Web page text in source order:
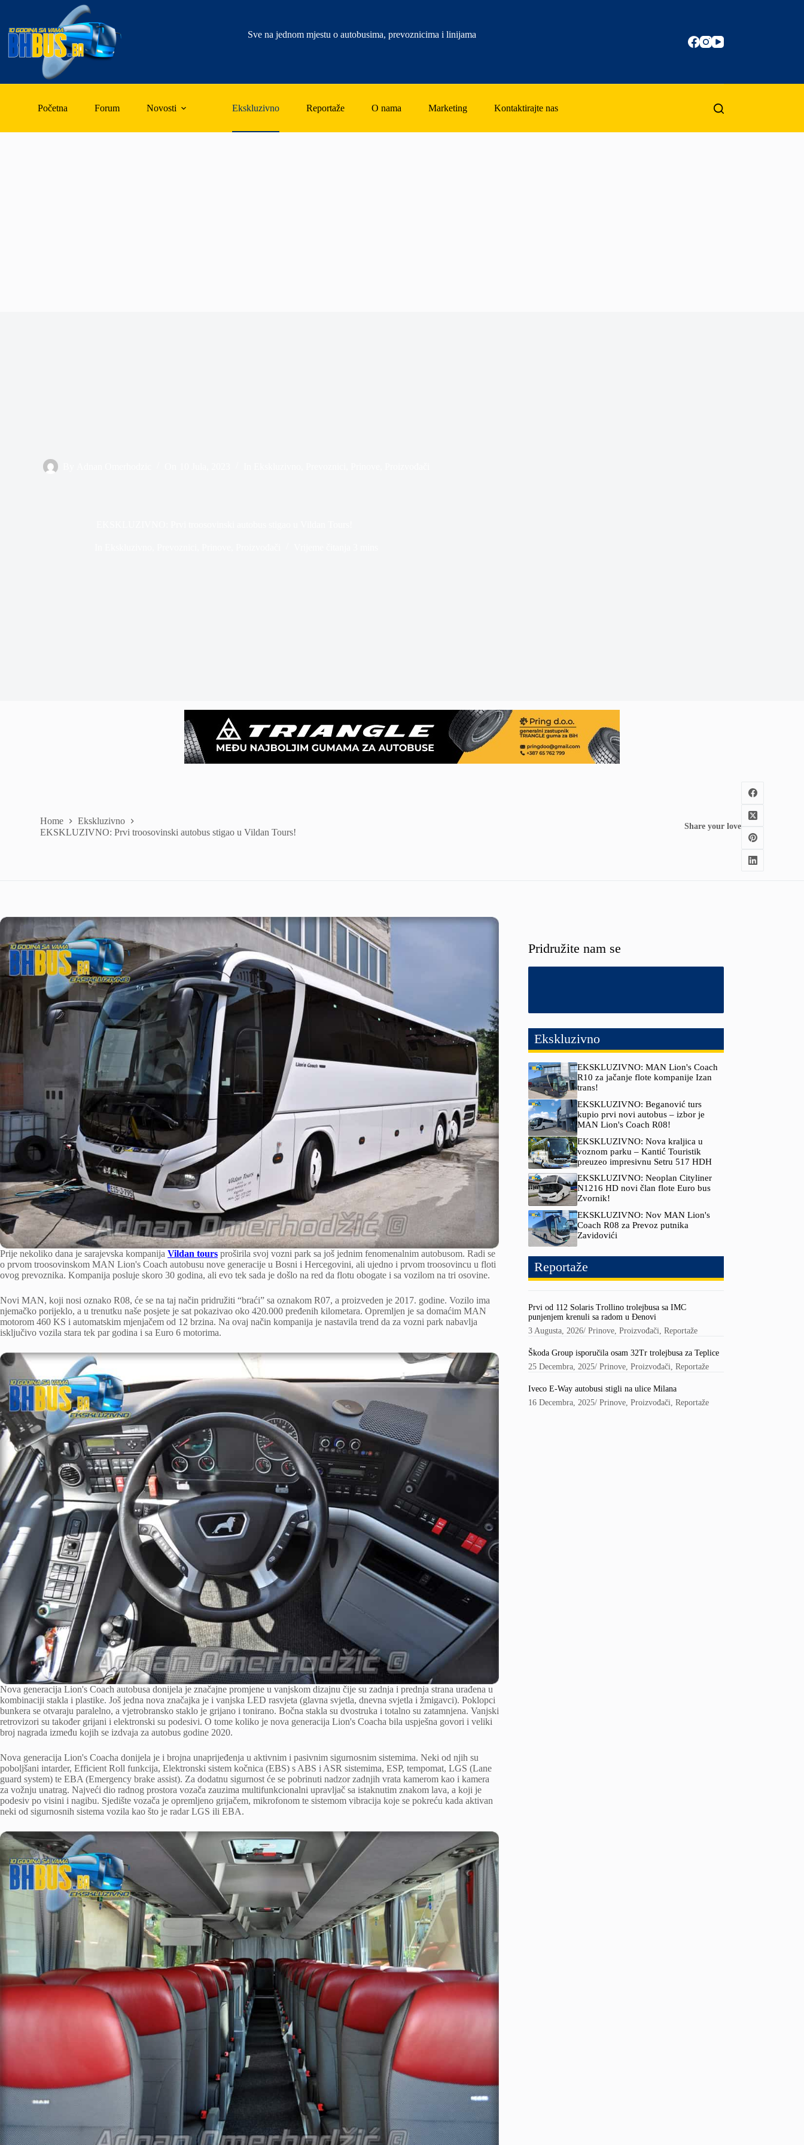
content
Sve na jednom mjestu o autobusima, prevoznicima i linijama
Početna Forum Novosti Ekskluzivno Reportaže O nama Marketing Kontaktirajte nas
Home
Ekskluzivno
EKSKLUZIVNO: Prvi troosovinski autobus stigao u Vildan Tours!
Share your love
Prije nekoliko dana je sarajevska kompanija Vildan tours proširila svoj vozni park sa još jednim fenomenalnim autobusom. Radi se
o prvom troosovinskom MAN Lion's Coach autobusu nove generacije u Bosni i Hercegovini, ali ujedno i prvom troosovincu u floti
ovog prevoznika. Kompanija posluje skoro 30 godina, ali evo tek sada je došlo na red da flotu obogate i sa vozilom na tri osovine.
Novi MAN, koji nosi oznako R08, će se na taj način pridružiti “braći” sa oznakom R07, a proizveden je 2017. godine. Vozilo ima
njemačko porijeklo, a u trenutku naše posjete je sat pokazivao oko 420.000 pređenih kilometara. Opremljen je sa domaćim MAN
motorom 460 KS i automatskim mjenjačem od 12 brzina. Na ovaj način kompanija je nastavila trend da za vozni park nabavlja
isključivo vozila stara tek par godina i sa Euro 6 motorima.
Nova generacija Lion's Coach autobusa donijela je značajne promjene u vanjskom dizajnu čije su zadnja i prednja strana urađena u
kombinaciji stakla i plastike. Još jedna nova značajka je i vanjska LED rasvjeta (glavna svjetla, dnevna svjetla i žmigavci). Poklopci
bunkera se otvaraju paralelno, a vjetrobransko staklo je grijano i tonirano. Bočna stakla su dvostruka i totalno su zatamnjena. Vanjski
retrovizori su također grijani i elektronski su podesivi. O tome koliko je nova generacija Lion's Coacha bila uspješna govori i veliki
broj nagrada između kojih se izdvaja za autobus godine 2020.
Nova generacija Lion's Coacha donijela je i brojna unaprijeđenja u aktivnim i pasivnim sigurnosnim sistemima. Neki od njih su
poboljšani intarder, Efficient Roll funkcija, Elektronski sistem kočnica (EBS) s ABS i ASR sistemima, ESP, tempomat, LGS (Lane
guard system) te EBA (Emergency brake assist). Za dodatnu sigurnost će se pobrinuti nadzor zadnjih vrata kamerom kao i kamera
za vožnju unatrag. Najveći dio radnog prostora vozača zauzima multifunkcionalni upravljač sa istaknutim znakom lava, a koji je
podesiv po visini i nagibu. Sjedište vozača je opremljeno grijačem, mikrofonom te sistemom vibracija koje se pokreću kada aktivan
neki od sigurnosnih sistema vozila kao što je radar LGS ili EBA.
Pridružite nam se
Ekskluzivno
EKSKLUZIVNO: MAN Lion's Coach
R10 za jačanje flote kompanije Izan
trans!
EKSKLUZIVNO: Beganović turs
kupio prvi novi autobus – izbor je
MAN Lion's Coach R08!
EKSKLUZIVNO: Nova kraljica u
voznom parku – Kantić Touristik
preuzeo impresivnu Setru 517 HDH
EKSKLUZIVNO: Neoplan Cityliner
N1216 HD novi član flote Euro bus
Zvornik!
EKSKLUZIVNO: Nov MAN Lion's
Coach R08 za Prevoz putnika
Zavidovići
Reportaže
Prvi od 112 Solaris Trollino trolejbusa sa IMC
punjenjem krenuli sa radom u Đenovi
3 Augusta, 2026/Prinove,Proizvođači,Reportaže
Škoda Group isporučila osam 32Tr trolejbusa za Teplice
25 Decembra, 2025/Prinove,Proizvođači,Reportaže
Iveco E-Way autobusi stigli na ulice Milana
16 Decembra, 2025/Prinove,Proizvođači,Reportaže